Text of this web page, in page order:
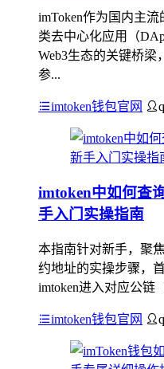
imToken作为国内主
类去中心化应用（
Web3生态的关键桥梁
参...
imtoken钱包官网
imtoken中如何查
手入门实操指南
本指南针对新手，聚
约地址的实操步骤，
imtoken进入对应公链
imtoken钱包官网